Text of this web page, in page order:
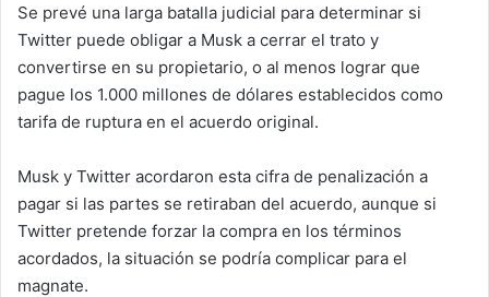
Se prevé una larga batalla judicial para determinar si
Twitter puede obligar a Musk a cerrar el trato y
convertirse en su propietario, o al menos lograr que
pague los 1.000 millones de dólares establecidos como
tarifa de ruptura en el acuerdo original.
Musk y Twitter acordaron esta cifra de penalización a
pagar si las partes se retiraban del acuerdo, aunque si
Twitter pretende forzar la compra en los términos
acordados, la situación se podría complicar para el
magnate.